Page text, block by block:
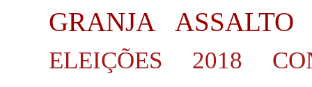
GRANJA
ASSALTO
ELEIÇÕES 2018